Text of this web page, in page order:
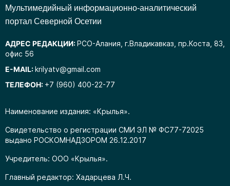
Наименование издания: «Крылья».
Свидетельство о регистрации СМИ ЭЛ № ФС77-72025
выдано РОСКОМНАДЗОРОМ 26.12.2017
Учредитель: ООО «Крылья».
Главный редактор: Хадарцева Л.Ч.
Mультимедийный информационно-аналитический
портал Северной Осетии
АДРЕС РЕДАКЦИИ:РСО-Алания, г.Владикавказ, пр.Коста, 83,
офис 56
E-MAIL:krilyatv@gmail.com
ТЕЛЕФОН: +7 (960) 400-22-77